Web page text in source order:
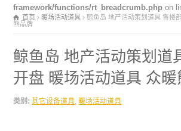
framework/functions/rt_breadcrumb.php on
首页 暖场活动道具
鲸鱼岛 地产活动策划道具 售楼
熊品牌
鲸鱼岛 地产活动策划道
开盘 暖场活动道具 众暖
类别: 其它设备道具, 暖场活动道具